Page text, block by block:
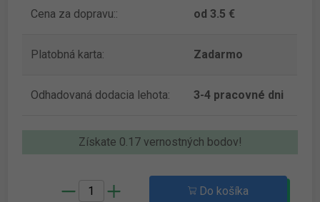
Cena za dopravu:: od 3.5 €
Platobná karta: Zadarmo
Odhadovaná dodacia lehota: 3-4 pracovné dni
Získate 0.17 vernostných bodov!
Do košíka